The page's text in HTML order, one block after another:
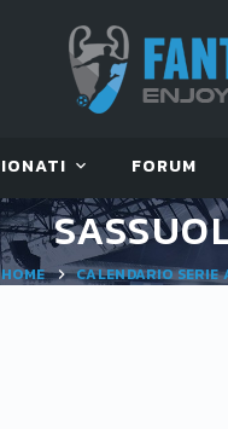
FORUM
HOME CALENDARIO